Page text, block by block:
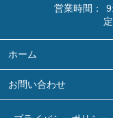
営業時間：
ホーム
お問い合わせ